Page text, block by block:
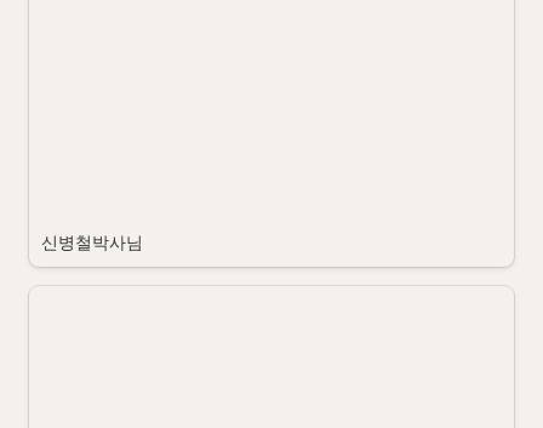
신병철박사님